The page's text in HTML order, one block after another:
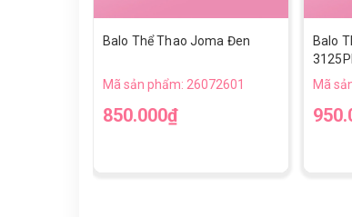
Balo Thể Thao Joma Đen
Mã sản phẩm: 26072601
850.000₫
Balo
Mã